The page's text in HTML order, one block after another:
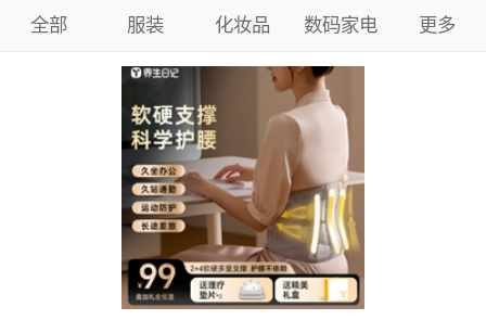
全部 服装 化妆品 数码家电 更多